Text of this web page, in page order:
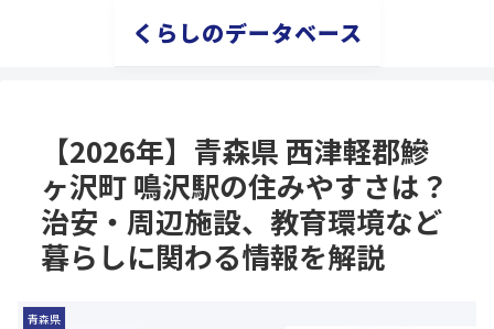
くらしのデータベース
【2026年】青森県 西津軽郡鰺
ヶ沢町 鳴沢駅の住みやすさは？
治安・周辺施設、教育環境など
暮らしに関わる情報を解説
青森県